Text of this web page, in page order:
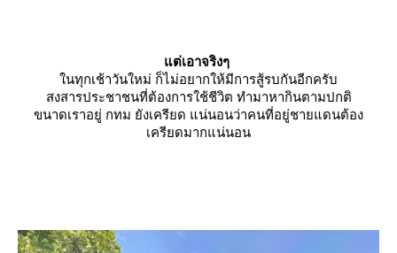
ต่เอาจริงๆ
นทุกเช้าวันใหม่ ก็ไม่อยากให้มีการสู้รบกันอีกครับ
สงสารประชาชนที่ต้องการใช้ชีวิต ทำมาหากินตามปกติ
ขนาดเราอยู่ กทม ยังเครียด แน่นอนว่าคนที่อยู่ชายแดนต้อง
เครียดมากแน่นอน